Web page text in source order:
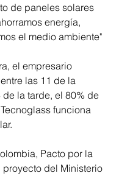
de paneles solares
energía,
el medio ambiente"
el empresario
las 11 de la
de la tarde, el 80% de
funciona
Pacto por la
proyecto del Ministerio